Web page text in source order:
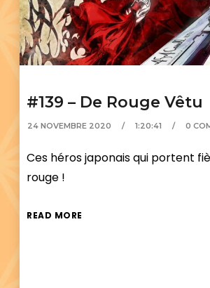
#139 – De Rouge Vêtu
24 NOVEMBRE 2020 1:20:41 0
Ces héros japonais qui portent
rouge !
READ MORE